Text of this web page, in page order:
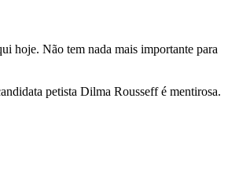
hoje. Não tem nada mais importante para
petista Dilma Rousseff é mentirosa.